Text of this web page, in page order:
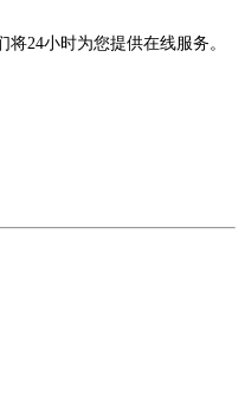
24小时为您提供在线服务。